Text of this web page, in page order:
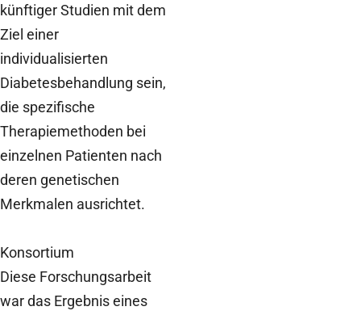
künftiger Studien mit dem
Ziel einer
individualisierten
Diabetesbehandlung sein,
die spezifische
Therapiemethoden bei
einzelnen Patienten nach
deren genetischen
Merkmalen ausrichtet.
Konsortium
Diese Forschungsarbeit
war das Ergebnis eines